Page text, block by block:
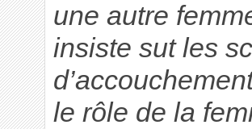
une autre
insiste sut les
le rôle de la